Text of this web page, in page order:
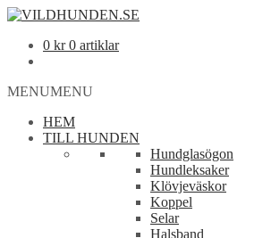
0 kr 0 artiklar
MENUMENU
HEM
TILL HUNDEN
Hundglasögon
Hundleksaker
Klövjeväskor
Koppel
Selar
Halsband